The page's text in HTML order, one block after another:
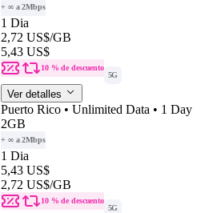
+ ∞ a 2Mbps
1 Dia
2,72 US$/GB
5,43 US$
10 % de descuento
5G
Ver detalles
Puerto Rico • Unlimited Data • 1 Day
2GB
+ ∞ a 2Mbps
1 Dia
5,43 US$
2,72 US$/GB
10 % de descuento
5G